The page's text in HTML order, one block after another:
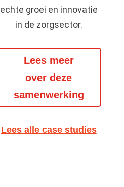
echte groei en innovatie
in de zorgsector.
Lees meer
over deze
samenwerking
Lees alle case studies